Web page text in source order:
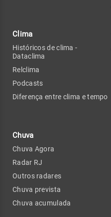
Clima
Históricos de clima -
Dataclima
Relclima
Podcasts
Diferença entre clima e tempo
Chuva
Chuva Agora
Radar RJ
Outros radares
Chuva prevista
Chuva acumulada